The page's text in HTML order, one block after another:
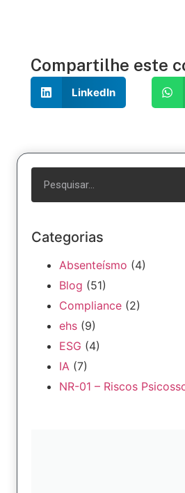
Compartilhe este
LinkedIn
Categorias
Absenteísmo (4)
Blog (51)
Compliance (2)
ehs (9)
ESG (4)
IA (7)
NR-01 – Riscos